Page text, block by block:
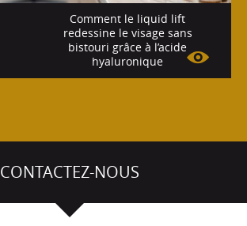
Comment le liquid lift
redessine le visage sans
bistouri grâce à l’acide
hyaluronique
CONTACTEZ-NOUS